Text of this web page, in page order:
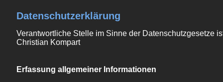
Datenschutzerklärung
Verantwortliche Stelle im Sinne der Datenschutzgesetze
Christian Kompart
Erfassung allgemeiner Informationen